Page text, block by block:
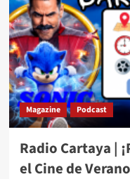
Magazine Podcast
Radio Cartaya |
el Cine de